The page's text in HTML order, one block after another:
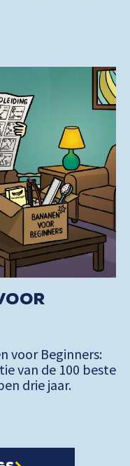
voor Beginners:
van de 100 beste
drie jaar.